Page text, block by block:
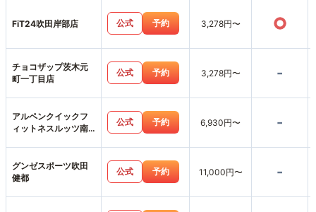
FiT24吹田岸部店 公式 予約 3,278円〜 ○
チョコザップ茨木元
町一丁目店
公式 予約 3,278円〜 -
アルペンクイックフ
ィットネスルッツ南
公式 予約 6,930円〜 -
グンゼスポーツ吹田
健都
公式 予約 11,000円〜 -